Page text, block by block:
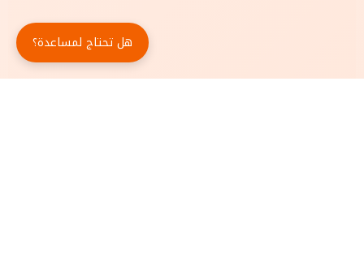
هل تحتاج لمساعدة؟